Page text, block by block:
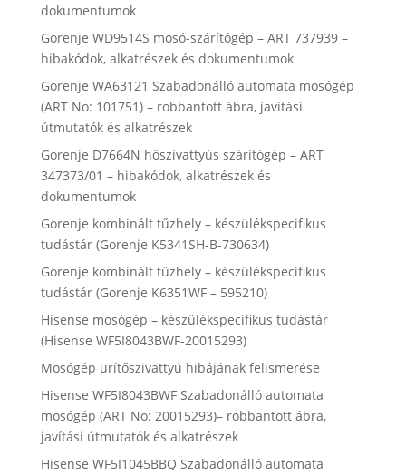
dokumentumok
Gorenje WD9514S mosó-szárítógép – ART 737939 –
hibakódok, alkatrészek és dokumentumok
Gorenje WA63121 Szabadonálló automata mosógép
(ART No: 101751) – robbantott ábra, javítási
útmutatók és alkatrészek
Gorenje D7664N hőszivattyús szárítógép – ART
347373/01 – hibakódok, alkatrészek és
dokumentumok
Gorenje kombinált tűzhely – készülékspecifikus
tudástár (Gorenje K5341SH-B-730634)
Gorenje kombinált tűzhely – készülékspecifikus
tudástár (Gorenje K6351WF – 595210)
Hisense mosógép – készülékspecifikus tudástár
(Hisense WF5I8043BWF-20015293)
Mosógép ürítőszivattyú hibájának felismerése
Hisense WF5I8043BWF Szabadonálló automata
mosógép (ART No: 20015293)– robbantott ábra,
javítási útmutatók és alkatrészek
Hisense WF5I1045BBQ Szabadonálló automata